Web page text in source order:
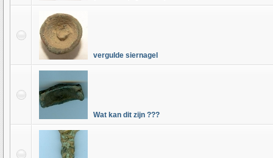
vergulde siernagel
Wat kan dit zijn ???